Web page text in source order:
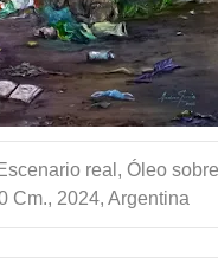
real, Óleo
Cm., 2024, Argentina